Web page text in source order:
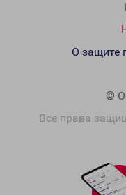
©
Все права
О защите